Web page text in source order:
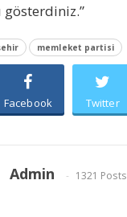
gösterdiniz.”
memleket partisi
Facebook Twitter
Admin 1321 Posts